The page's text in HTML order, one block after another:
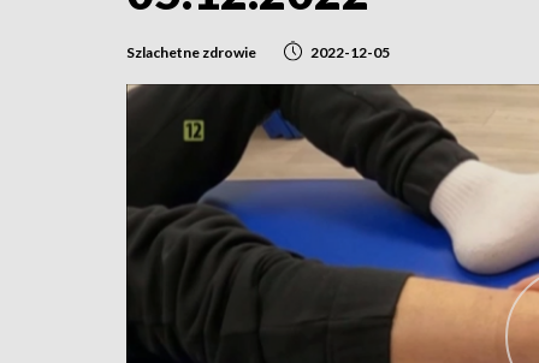
Szlachetne zdrowie 2022-12-05